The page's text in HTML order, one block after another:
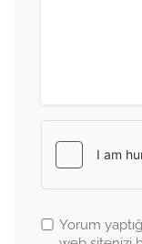
Yorum